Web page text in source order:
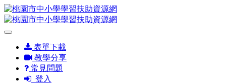
表單下載
教學分享
常見問題
登入